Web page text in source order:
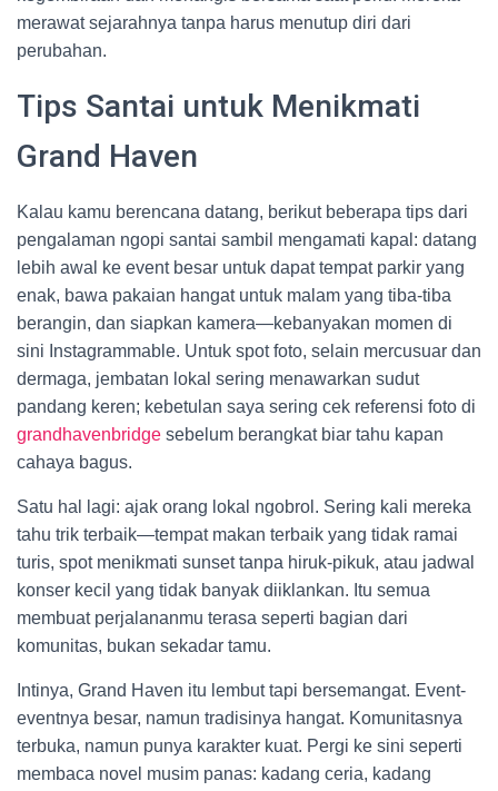
merawat sejarahnya tanpa harus menutup diri dari
perubahan.
Tips Santai untuk Menikmati
Grand Haven
Kalau kamu berencana datang, berikut beberapa tips dari
pengalaman ngopi santai sambil mengamati kapal: datang
lebih awal ke event besar untuk dapat tempat parkir yang
enak, bawa pakaian hangat untuk malam yang tiba-tiba
berangin, dan siapkan kamera—kebanyakan momen di
sini Instagrammable. Untuk spot foto, selain mercusuar dan
dermaga, jembatan lokal sering menawarkan sudut
pandang keren; kebetulan saya sering cek referensi foto di
grandhavenbridge sebelum berangkat biar tahu kapan
cahaya bagus.
Satu hal lagi: ajak orang lokal ngobrol. Sering kali mereka
tahu trik terbaik—tempat makan terbaik yang tidak ramai
turis, spot menikmati sunset tanpa hiruk-pikuk, atau jadwal
konser kecil yang tidak banyak diiklankan. Itu semua
membuat perjalananmu terasa seperti bagian dari
komunitas, bukan sekadar tamu.
Intinya, Grand Haven itu lembut tapi bersemangat. Event-
eventnya besar, namun tradisinya hangat. Komunitasnya
terbuka, namun punya karakter kuat. Pergi ke sini seperti
membaca novel musim panas: kadang ceria, kadang